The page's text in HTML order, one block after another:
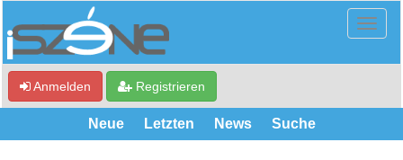
Anmelden Registrieren
Neue Letzten News Suche